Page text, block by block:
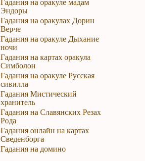
Эндоры
Гадания на оракулах Дорин
Верче
Гадания на оракуле Дыхание
ночи
Гадания на картах оракула
Симболон
Гадания на оракуле Русская
сивилла
Гадания Мистический
хранитель
Гадания на Славянских Резах
Рода
Гадания онлайн на картах
Сведенборга
Гадания на домино